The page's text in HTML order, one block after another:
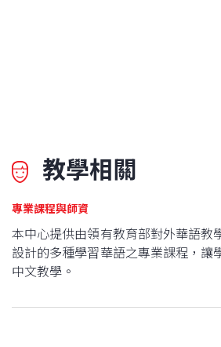
教學相關
專業課程與師資
本中心提供由領有教育部對外華語教
設計的多種學習華語之專業課程，讓
中文教學。